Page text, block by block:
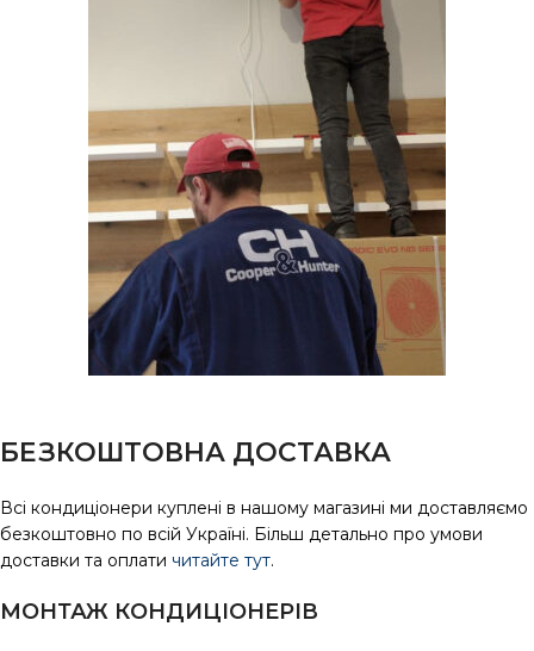
БЕЗКОШТОВНА ДОСТАВКА
Всі кондиціонери куплені в нашому магазині ми доставляємо
безкоштовно по всій Україні. Більш детально про умови
доставки та оплати читайте тут.
МОНТАЖ КОНДИЦІОНЕРІВ